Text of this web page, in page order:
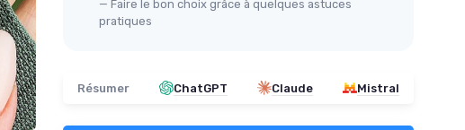
— Faire le bon choix grâce à quelques astuces
pratiques
Résumer ChatGPT Claude Mistral